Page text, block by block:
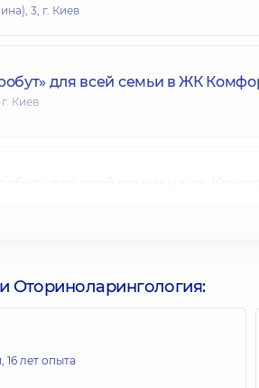
3, г. Киев
для всей семьи в ЖК
Киев
для всей семьи на
Оториноларингология:
16 лет опыта